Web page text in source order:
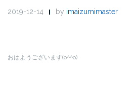
2019-12-14 by imaizumimaster
おはようございます(o^^o)